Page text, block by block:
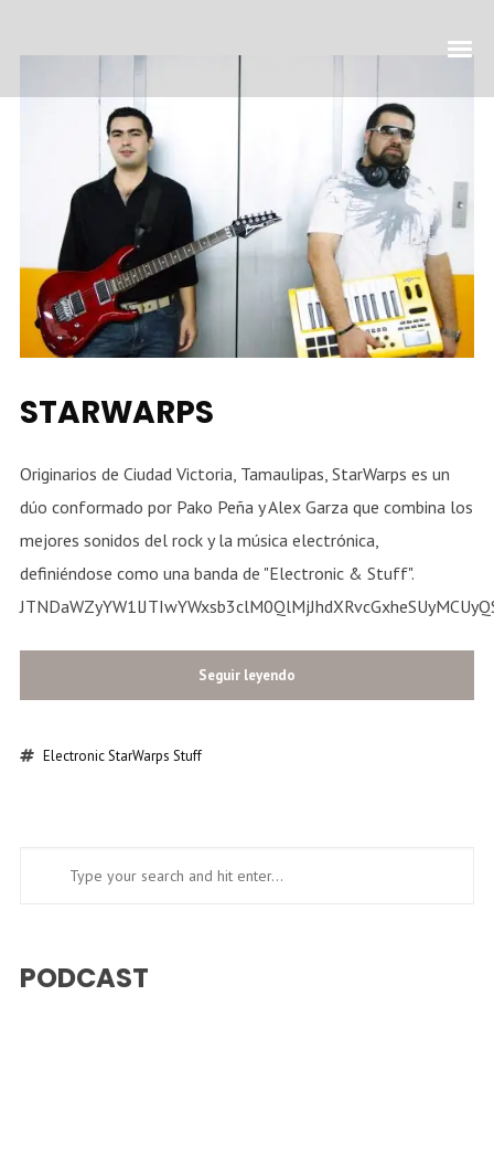
STARWARPS
Originarios de Ciudad Victoria, Tamaulipas, StarWarps es un
dúo conformado por Pako Peña y Alex Garza que combina los
mejores sonidos del rock y la música electrónica,
definiéndose como una banda de "Electronic & Stuff".
Seguir leyendo
ElectronicStarWarps Stuff
PODCAST